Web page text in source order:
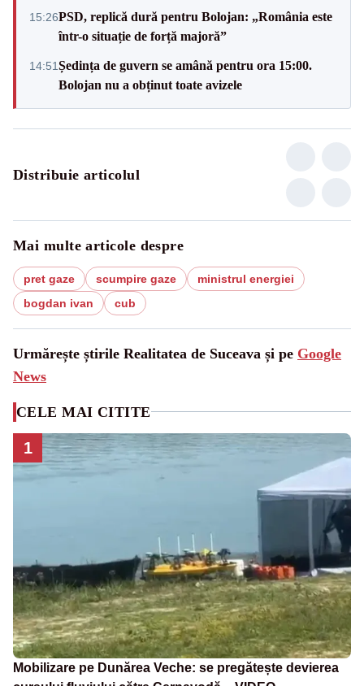
15:26PSD, replică dură pentru Bolojan: „România este
într-o situație de forță majoră”
14:51Ședința de guvern se amână pentru ora 15:00.
Bolojan nu a obținut toate avizele
Distribuie articolul
Mai multe articole despre
pret gaze scumpire gaze
ministrul energiei
bogdan ivan
cub
Urmărește știrile Realitatea de Suceava și pe Google
News
CELE MAI CITITE
1
Mobilizare pe Dunărea Veche: se pregătește devierea